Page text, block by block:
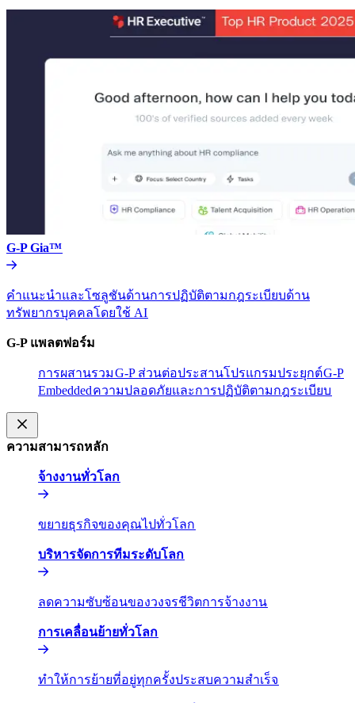
G-P Gia™​​
คำแนะนำและโซลูชันด้านการปฏิบัติตามกฎระเบียบด้าน
ทรัพยากรบุคคลโดยใช้ AI​​
G-P แพลตฟอร์ม​​
การผสานรวม​​G-P ส่วนต่อประสานโปรแกรมประยุกต์​​G-P
Embedded​​ความปลอดภัยและการปฏิบัติตามกฎระเบียบ​​
ความสามารถหลัก​​
จ้างงานทั่วโลก​​
ขยายธุรกิจของคุณไปทั่วโลก​​
บริหารจัดการทีมระดับโลก​​
ลดความซับซ้อนของวงจรชีวิตการจ้างงาน​​
การเคลื่อนย้ายทั่วโลก​​
ทำให้การย้ายที่อยู่ทุกครั้งประสบความสำเร็จ​​